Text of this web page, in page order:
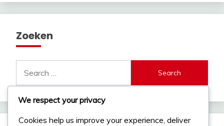
Zoeken
for:
We respect your privacy
Cookies help us improve your experience, deliver